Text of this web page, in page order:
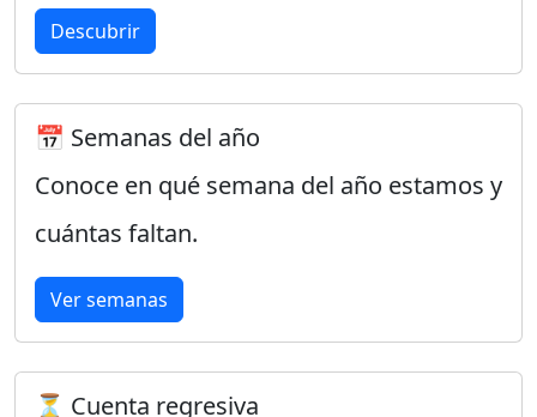
Descubrir
📅 Semanas del año
Conoce en qué semana del año estamos y
cuántas faltan.
Ver semanas
⏳ Cuenta regresiva